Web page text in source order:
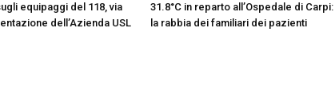
equipaggi del 118, via
dell’Azienda USL
31.8°C in reparto all’Ospedale di Carpi:
la rabbia dei familiari dei pazienti